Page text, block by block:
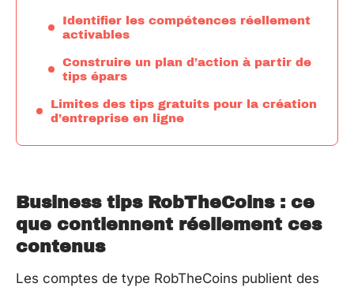
Identifier les compétences réellement
activables
Construire un plan d’action à partir de
tips épars
Limites des tips gratuits pour la création
d’entreprise en ligne
Business tips RobTheCoins : ce
que contiennent réellement ces
contenus
Les comptes de type RobTheCoins publient des